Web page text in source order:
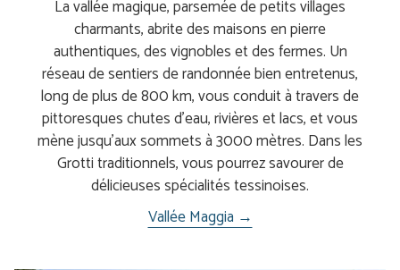
La vallée magique, parsemée de petits villages
charmants, abrite des maisons en pierre
authentiques, des vignobles et des fermes. Un
réseau de sentiers de randonnée bien entretenus,
long de plus de 800 km, vous conduit à travers de
pittoresques chutes d'eau, rivières et lacs, et vous
mène jusqu'aux sommets à 3000 mètres. Dans les
Grotti traditionnels, vous pourrez savourer de
délicieuses spécialités tessinoises.
Vallée Maggia →